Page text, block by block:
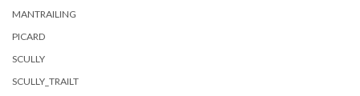
MANTRAILING
PICARD
SCULLY
SCULLY_TRAILT